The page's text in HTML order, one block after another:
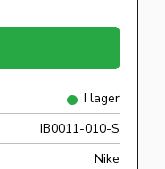
I lager
IB0011-010-S
Nike